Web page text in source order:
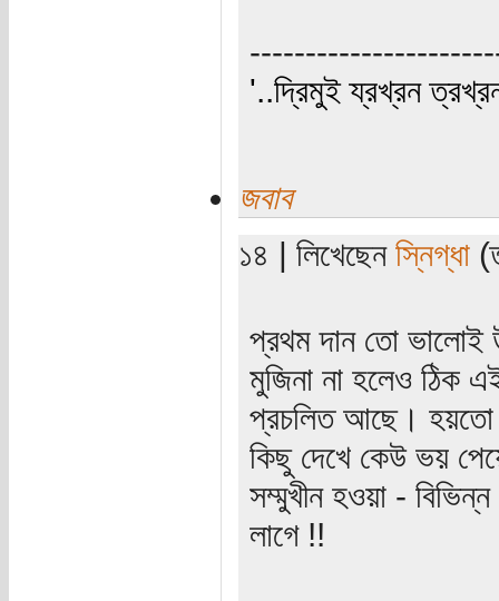
'..দ্রিমুই য্রখ্রন
জবাব
১৪ | লিখেছেন স্নিগ্ধা
প্রথম দান তো
মুজিনা না হলেও ঠিক
প্রচলিত আছে। হয়তো
কিছু দেখে কেউ ভয়
সম্মুখীন হওয়া -
লাগে !!